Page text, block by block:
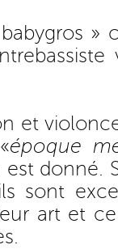
»
et
époque
donné.
sont
art et